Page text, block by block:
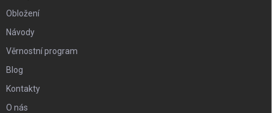
Obložení
Návody
Věrnostní program
Blog
Kontakty
O nás